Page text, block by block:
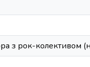
з рок-колективом